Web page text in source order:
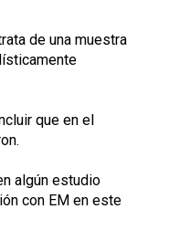
de una muestra
que en el
algún estudio
con EM en este